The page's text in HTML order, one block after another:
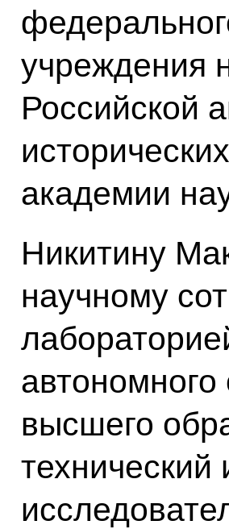
учреждения
Российской
академии
Никитину
научному
высшего
технический